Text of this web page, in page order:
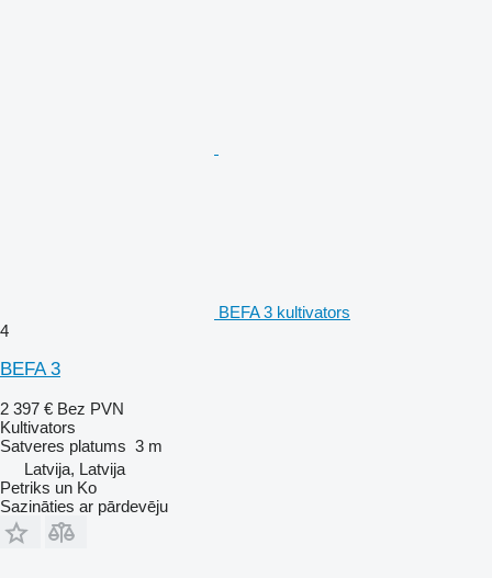
BEFA 3 kultivators
4
BEFA 3
2 397 € Bez PVN
Kultivators
Satveres platums 3 m
Latvija, Latvija
Petriks un Ko
Sazināties ar pārdevēju